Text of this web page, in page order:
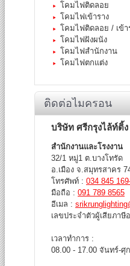
โคมไฟติดลอย
โคมไฟเข้าราง
โคมไฟติดลอย / เข้า
โคมไฟฝังผนัง
โคมไฟสำนักงาน
โคมไฟตกแต่ง
ติดต่อไมครอน
บริษัท ศรีกรุงไล้ท์ติ้
สำนักงานและโรงงาน
32/1 หมู่1 ต.บางโทรัด
อ.เมือง จ.สมุทรสาคร
โทรศัพท์ : 034 845
มือถือ : 091 789 8565
อีเมล :
เลขประจำตัวผู้เสียภาษี
เวลาทำการ :
08.00 - 17.00 จันทร์-ศุ